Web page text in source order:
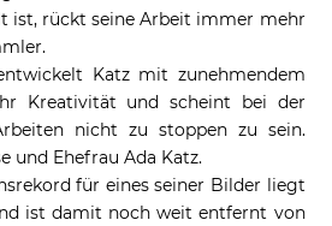
ist, rückt seine Arbeit immer mehr
Katz mit zunehmendem
Kreativität und scheint bei der
nicht zu stoppen zu sein.
und Ehefrau Ada Katz.
für eines seiner Bilder liegt
ist damit noch weit entfernt von